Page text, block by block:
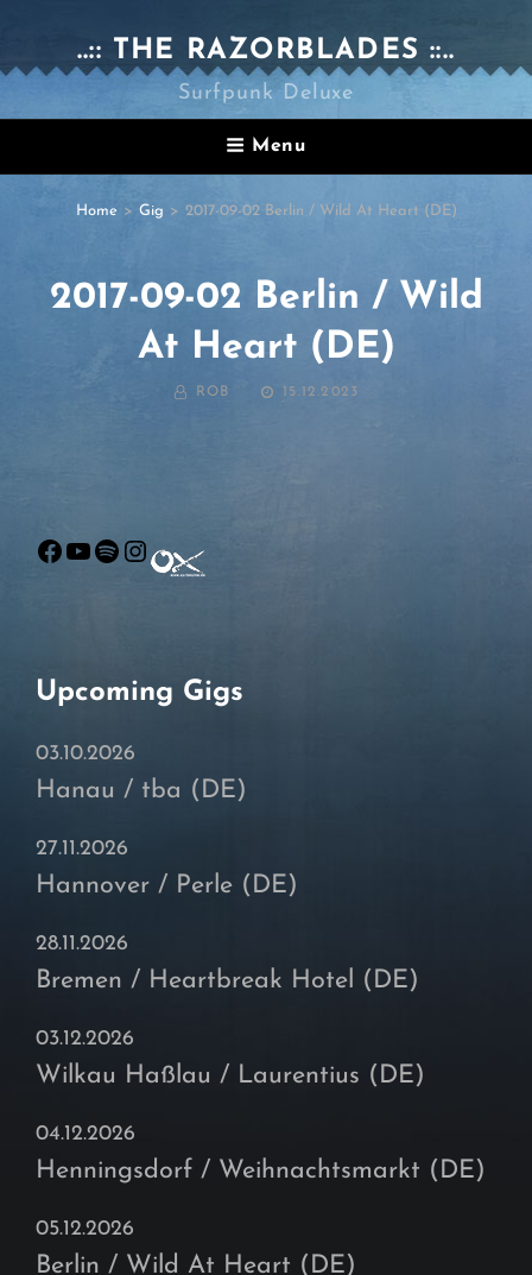
..:: THE RAZORBLADES ::..
Surfpunk Deluxe
Menu
Home > Gig > 2017-09-02 Berlin / Wild At Heart (DE)
2017-09-02 Berlin / Wild
At Heart (DE)
BY ROB
POSTED
15.12.2023
Facebook
YouTube
Spotify
Instagram
Upcoming Gigs
03.10.2026
Hanau / tba (DE)
27.11.2026
Hannover / Perle (DE)
28.11.2026
Bremen / Heartbreak Hotel (DE)
03.12.2026
Wilkau Haßlau / Laurentius (DE)
04.12.2026
Henningsdorf / Weihnachtsmarkt (DE)
05.12.2026
Berlin / Wild At Heart (DE)